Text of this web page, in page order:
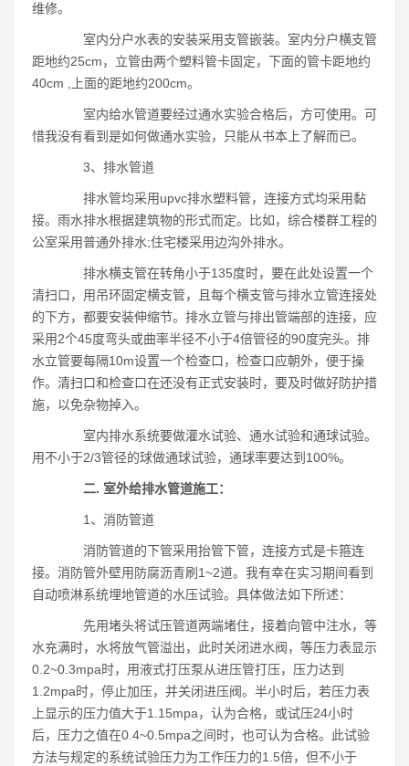
维修。
室内分户水表的安装采用支管嵌装。室内分户横支管
距地约25cm，立管由两个塑料管卡固定，下面的管卡距地约
40cm ,上面的距地约200cm。
室内给水管道要经过通水实验合格后，方可使用。可
惜我没有看到是如何做通水实验，只能从书本上了解而已。
3、排水管道
排水管均采用upvc排水塑料管，连接方式均采用黏
接。雨水排水根据建筑物的形式而定。比如，综合楼群工程的
公室采用普通外排水;住宅楼采用边沟外排水。
排水横支管在转角小于135度时，要在此处设置一个
清扫口，用吊环固定横支管，且每个横支管与排水立管连接处
的下方，都要安装伸缩节。排水立管与排出管端部的连接，应
采用2个45度弯头或曲率半径不小于4倍管径的90度完头。排
水立管要每隔10m设置一个检查口，检查口应朝外，便于操
作。清扫口和检查口在还没有正式安装时，要及时做好防护措
施，以免杂物掉入。
室内排水系统要做灌水试验、通水试验和通球试验。
用不小于2/3管径的球做通球试验，通球率要达到100%。
二. 室外给排水管道施工：
1、消防管道
消防管道的下管采用抬管下管，连接方式是卡箍连
接。消防管外壁用防腐沥青刷1~2道。我有幸在实习期间看到
自动喷淋系统埋地管道的水压试验。具体做法如下所述：
先用堵头将试压管道两端堵住，接着向管中注水，等
水充满时，水将放气管溢出，此时关闭进水阀，等压力表显示
0.2~0.3mpa时，用液式打压泵从进压管打压，压力达到
1.2mpa时，停止加压，并关闭进压阀。半小时后，若压力表
上显示的压力值大于1.15mpa，认为合格，或试压24小时
后，压力之值在0.4~0.5mpa之间时，也可认为合格。此试验
方法与规定的系统试验压力为工作压力的1.5倍，但不小于